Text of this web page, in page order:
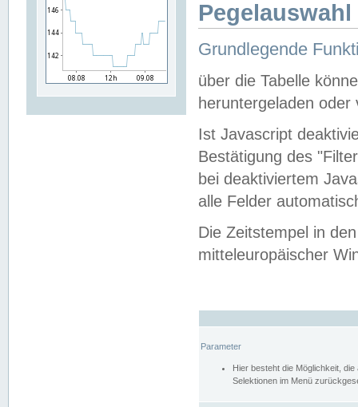
Grundlegende
über die Tabelle
heruntergeladen oder
Ist Javascript
Bestätigung des
bei deaktiviertem
alle Felder
Die Zeitstempel in
mitteleuropäischer
Parameter
Hier besteht die Möglichkeit,
Selektionen im Menü